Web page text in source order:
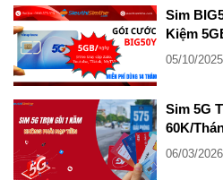
Sim
Kiệm
05/10/2025
Sim 5G
60K/
06/03/2026